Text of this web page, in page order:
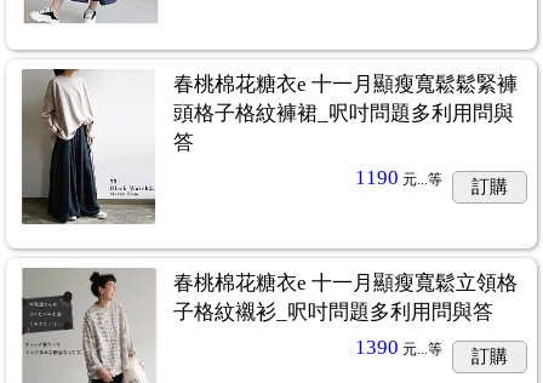
春桃棉花糖衣e 十一月顯瘦寬鬆鬆緊褲
頭格子格紋褲裙_呎吋問題多利用問與
答
1190 元...等 訂購
春桃棉花糖衣e 十一月顯瘦寬鬆立領格
子格紋襯衫_呎吋問題多利用問與答
1390 元...等 訂購